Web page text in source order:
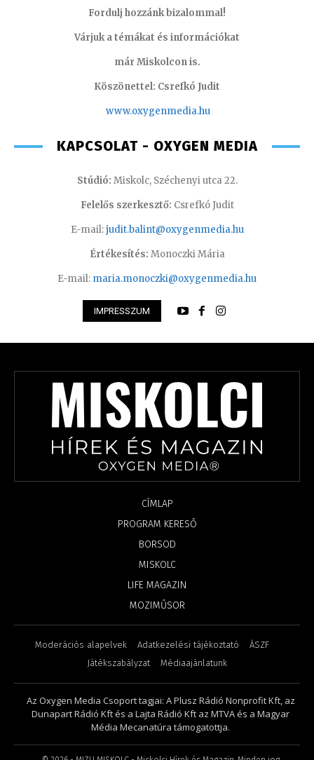
Fordulj hozzánk bizalommal!
Várjuk a témákat és információkat
már Miskolcon is.
Köszönettel: Csrefkó Judit
www.oxygenmedia.hu
KAPCSOLAT - OXYGEN MEDIA
Stúdió: Miskolc, Széchenyi utca 22.
Felelős szerkesztő: Csrefkó Judit
E-mail:judit.balint@oxygenmedia.hu
Értékesítés: Monoczki Mária
E-mail: maria.monoczki@oxygenmedia.hu
IMPRESSZUM
CÍMLAP
PROGRAM KERESŐ
BORSOD
MISKOLC
LIFE MAGAZIN
MOZIMŰSOR
Moderációs alapelvek Adatkezelési tájékoztató
ÁSZF
Játékszabályzat
Médiaajánlatunk
Az Oxygen Media Csoport tagjai: A Plusz Rádió Nonprofit Kft, az
Dunapart Rádió Kft és a Lajta Rádió Kft az MTVA és a Magyar
Média Mecanatúra támogatottja.